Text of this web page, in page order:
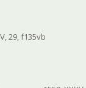
29, f135vb